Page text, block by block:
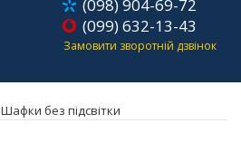
(098) 904-69-72
(099) 632-13-43
Замовити зворотній дзвінок
Шафки без підсвітки